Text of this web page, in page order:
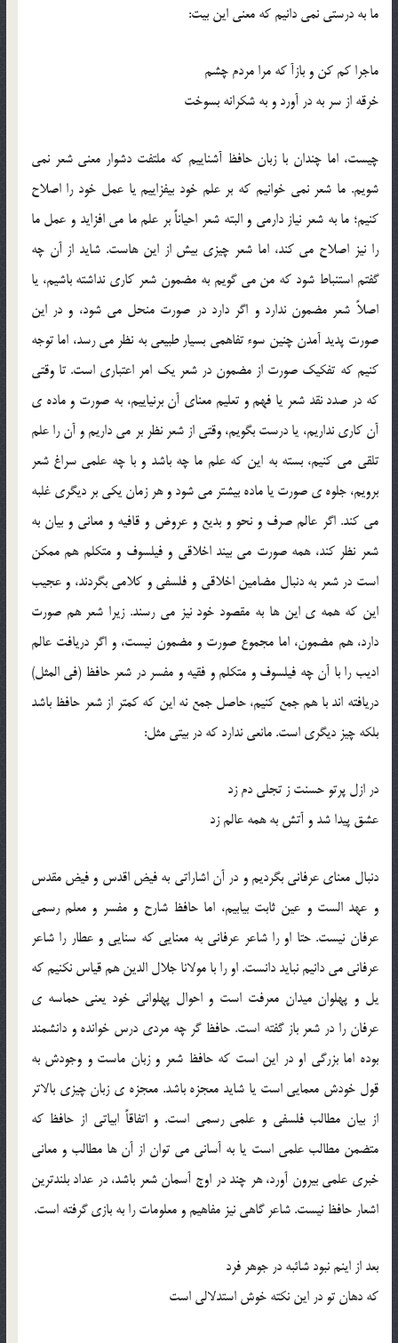
ما به درستی نمی دانیم که معنی این بیت:
ماجرا کم کن و بازآ که مرا مردم چشم
خرقه از سر به در آورد و به شکرانه بسوخت
چیست، اما چندان با زبان حافظ آشناییم که ملتفت دشوار معنی شعر نمی
شویم. ما شعر نمی خوانیم که بر علم خود بیفزاییم یا عمل خود را اصلاح
کنیم؛ ما به شعر نیاز دارمی و البته شعر احیاناً بر علم ما می افزاید و عمل ما
را نیز اصلاح می کند، اما شعر چیزی بیش از این هاست. شاید از آن چه
گفتم استنباط شود که من می گویم به مضمون شعر کاری نداشته باشیم، یا
اصلاً شعر مضمون ندارد و اگر دارد در صورت منحل می شود، و در این
صورت پدید آمدن چنین سوء تفاهمی بسیار طبیعی به نظر می رسد، اما توجه
کنیم که تفکیک صورت از مضمون در شعر یک امر اعتباری است. تا وقتی
که در صدد نقد شعر یا فهم و تعلیم معنای آن برنیاییم، به صورت و ماده ی
آن کاری نداریم، یا درست بگویم، وقتی از شعر نظر بر می داریم و آن را علم
تلقی می کنیم، بسته به این که علم ما چه باشد و با چه علمی سراغ شعر
برویم، جلوه ی صورت یا ماده بیشتر می شود و هر زمان یکی بر دیگری غلبه
می کند. اگر عالم صرف و نحو و بدیع و عروض و قافیه و معانی و بیان به
شعر نظر کند، همه صورت می بیند اخلاقی و فیلسوف و متکلم هم ممکن
است در شعر به دنبال مضامین اخلاقی و فلسفی و کلامی بگردند، و عجیب
این که همه ی این ها به مقصود خود نیز می رسند. زیرا شعر هم صورت
دارد، هم مضمون، اما مجموع صورت و مضمون نیست، و اگر دریافت عالم
ادیب را با آن چه فیلسوف و متکلم و فقیه و مفسر در شعر حافظ (فی المثل)
دریافته اند با هم جمع کنیم، حاصل جمع نه این که کمتر از شعر حافظ باشد
بلکه چیز دیگری است. مانعی ندارد که در بیتی مثل:
در ازل پرتو حسنت ز تجلی دم زد
عشق پیدا شد و آتش به همه عالم زد
دنبال معنای عرفانی بگردیم و در آن اشاراتی به فیض اقدس و فیض مقدس
و عهد الست و عین ثابت بیابیم، اما حافظ شارح و مفسر و معلم رسمی
عرفان نیست. حتا او را شاعر عرفانی به معنایی که سنایی و عطار را شاعر
عرفانی می دانیم نباید دانست. او را با مولانا جلال الدین هم قیاس نکنیم که
یل و پهلوان میدان معرفت است و احوال پهلوانی خود یعنی حماسه ی
عرفان را در شعر باز گفته است. حافظ گر چه مردی درس خوانده و دانشمند
بوده اما بزرگی او در این است که حافظ شعر و زبان ماست و وجودش به
قول خودش معمایی است یا شاید معجزه باشد. معجزه ی زبان چیزی بالاتر
از بیان مطالب فلسفی و علمی رسمی است. و اتفاقاً ابیاتی از حافظ که
متضمن مطالب علمی است یا به آسانی می توان از آن ها مطالب و معانی
خبری علمی بیرون آورد، هر چند در اوج آسمان شعر باشد، در عداد بلندترین
اشعار حافظ نیست. شاعر گاهی نیز مفاهیم و معلومات را به بازی گرفته است.
بعد از اینم نبود شائبه در جوهر فرد
که دهان تو در این نکته خوش استدلالی است